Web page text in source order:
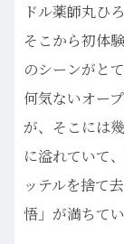
ドル薬師丸ひ
そこから初体
のシーンがと
何気ないオー
が、そこには
に溢れていて
ッテルを捨て
悟」が満ちてい